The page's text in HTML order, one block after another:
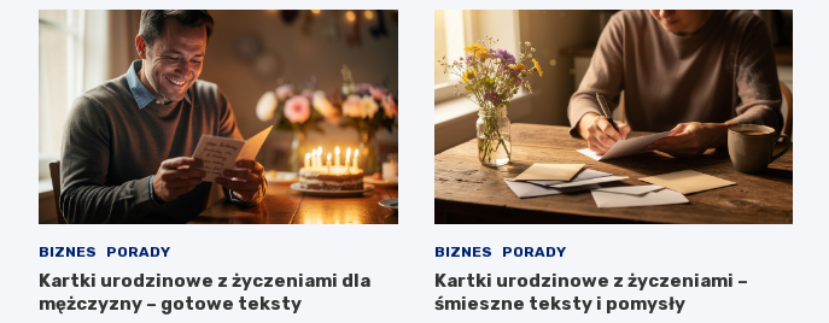
BIZNES PORADY
Kartki urodzinowe z życzeniami dla
mężczyzny – gotowe teksty
BIZNES PORADY
Kartki urodzinowe z życzeniami –
śmieszne teksty i pomysły